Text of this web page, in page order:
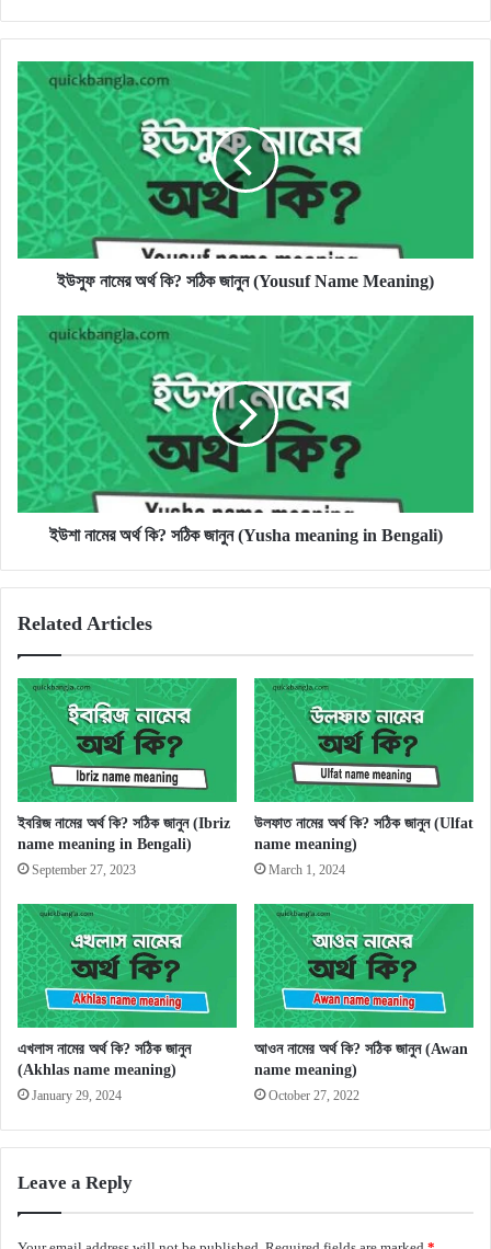
ইউসুফ
নামের
অর্থ
কি?
সঠিক
জানুন
(Yousuf
Name
Meaning)
ইউসুফ নামের অর্থ কি? সঠিক জানুন (Yousuf Name Meaning)
ইউশা
নামের
অর্থ
কি?
সঠিক
জানুন
(Yusha
meaning
in
Bengali)ইউশা নামের অর্থ কি? সঠিক জানুন (Yusha meaning in Bengali)
Related Articles
ইবরিজ নামের অর্থ কি? সঠিক জানুন (Ibriz
name meaning in Bengali)
September 27, 2023
উলফাত নামের অর্থ কি? সঠিক জানুন (Ulfat
name meaning)
March 1, 2024
এখলাস নামের অর্থ কি? সঠিক জানুন
(Akhlas name meaning)
January 29, 2024
আওন নামের অর্থ কি? সঠিক জানুন (Awan
name meaning)
October 27, 2022
Leave a Reply